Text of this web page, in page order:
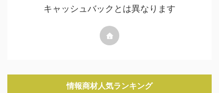
キャッシュバックとは異なります
情報商材人気ランキング